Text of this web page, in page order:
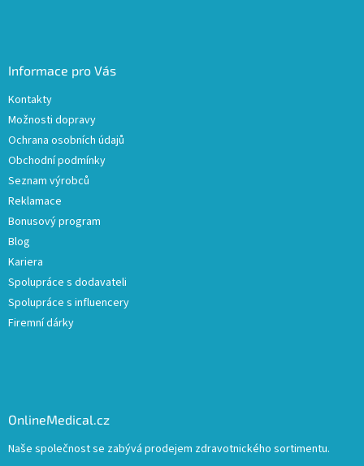
Informace pro Vás
Kontakty
Možnosti dopravy
Ochrana osobních údajů
Obchodní podmínky
Seznam výrobců
Reklamace
Bonusový program
Blog
Kariera
Spolupráce s dodavateli
Spolupráce s influencery
Firemní dárky
OnlineMedical.cz
Naše společnost se zabývá prodejem zdravotnického sortimentu.